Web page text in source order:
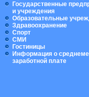
Государственные
и учреждения
Образовательные
Здравоохранение
Спорт
СМИ
Гостиницы
Информация о
заработной плате